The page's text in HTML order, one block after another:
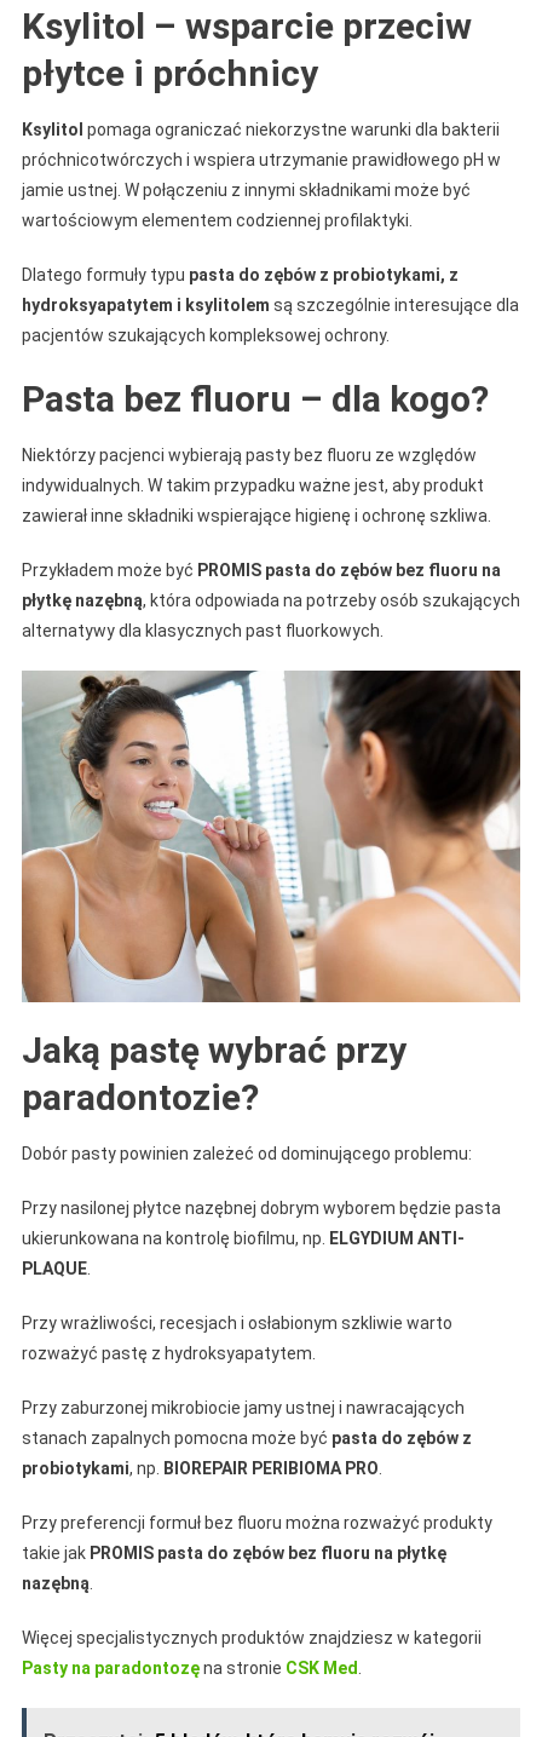
Ksylitol – wsparcie przeciw
płytce i próchnicy
Ksylitol pomaga ograniczać niekorzystne warunki dla bakterii
próchnicotwórczych i wspiera utrzymanie prawidłowego pH w
jamie ustnej. W połączeniu z innymi składnikami może być
wartościowym elementem codziennej profilaktyki.
Dlatego formuły typu pasta do zębów z probiotykami, z
hydroksyapatytem i ksylitolem są szczególnie interesujące dla
pacjentów szukających kompleksowej ochrony.
Pasta bez fluoru – dla kogo?
Niektórzy pacjenci wybierają pasty bez fluoru ze względów
indywidualnych. W takim przypadku ważne jest, aby produkt
zawierał inne składniki wspierające higienę i ochronę szkliwa.
Przykładem może być PROMIS pasta do zębów bez fluoru na
płytkę nazębną, która odpowiada na potrzeby osób szukających
alternatywy dla klasycznych past fluorkowych.
Jaką pastę wybrać przy
paradontozie?
Dobór pasty powinien zależeć od dominującego problemu:
Przy nasilonej płytce nazębnej dobrym wyborem będzie pasta
ukierunkowana na kontrolę biofilmu, np. ELGYDIUM ANTI-
PLAQUE.
Przy wrażliwości, recesjach i osłabionym szkliwie warto
rozważyć pastę z hydroksyapatytem.
Przy zaburzonej mikrobiocie jamy ustnej i nawracających
stanach zapalnych pomocna może być pasta do zębów z
probiotykami, np. BIOREPAIR PERIBIOMA PRO.
Przy preferencji formuł bez fluoru można rozważyć produkty
takie jak PROMIS pasta do zębów bez fluoru na płytkę
nazębną.
Więcej specjalistycznych produktów znajdziesz w kategorii
Pasty na paradontozęna stronie CSK Med.